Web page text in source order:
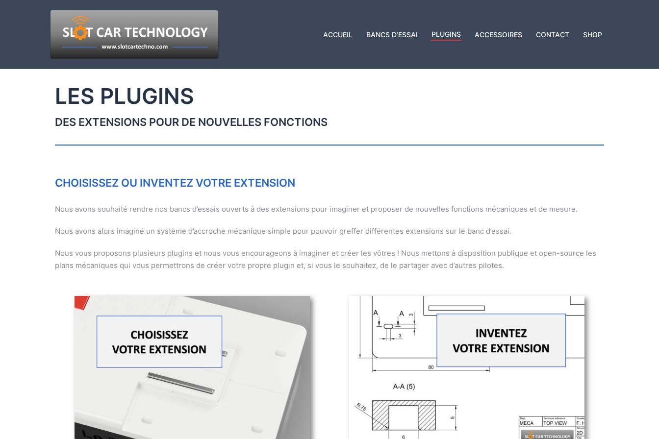
ACCUEIL BANCS D’ESSAI PLUGINS ACCESSOIRES CONTACT SHOP
LES PLUGINS
DES EXTENSIONS POUR DE NOUVELLES FONCTIONS
CHOISISSEZ OU INVENTEZ VOTRE EXTENSION
Nous avons souhaité rendre nos bancs d’essais ouverts à des extensions pour imaginer et proposer de nouvelles fonctions mécaniques et de mesure.
Nous avons alors imaginé un système d’accroche mécanique simple pour pouvoir greffer différentes extensions sur le banc d’essai.
Nous vous proposons plusieurs plugins et nous vous encourageons à imaginer et créer les vôtres ! Nous mettons à disposition publique et open-source les
plans mécaniques qui vous permettrons de créer votre propre plugin et, si vous le souhaitez, de le partager avec d’autres pilotes.